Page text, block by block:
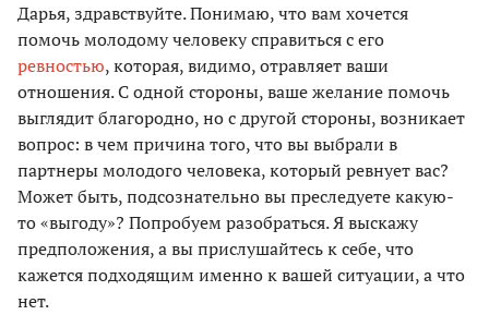
Дарья, здравствуйте. Понимаю, что вам хочется
помочь молодому человеку справиться с его
ревностью, которая, видимо, отравляет ваши
отношения. С одной стороны, ваше желание помочь
выглядит благородно, но с другой стороны, возникает
вопрос: в чем причина того, что вы выбрали в
партнеры молодого человека, который ревнует вас?
Может быть, подсознательно вы преследуете какую-
то «выгоду»? Попробуем разобраться. Я выскажу
предположения, а вы прислушайтесь к себе, что
кажется подходящим именно к вашей ситуации, а что
нет.